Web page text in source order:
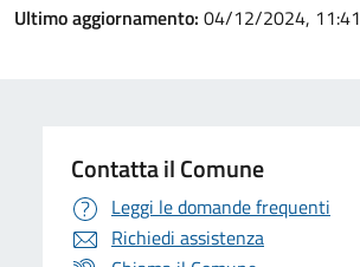
Ultimo aggiornamento: 04/12/2024, 11:41
Contatta il Comune
Leggi le domande frequenti
Richiedi assistenza